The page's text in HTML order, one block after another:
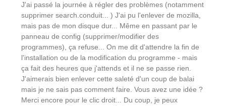
J'ai passé la journée à régler des problèmes (notamment
supprimer search.conduit... ) J'ai pu l'enlever de mozilla,
mais pas de mon disque dur... Même en passant par le
panneau de config (supprimer/modifier des
programmes), ça refuse... On me dit d'attendre la fin de
l'installation ou de la modification du programme - mais
ça fait des heures que j'attends et il ne se passe rien.
J'aimerais bien enlever cette saleté d'un coup de balai
mais je ne sais pas comment faire. Vous avez une idée ?
Merci encore pour le clic droit... Du coup, je peux